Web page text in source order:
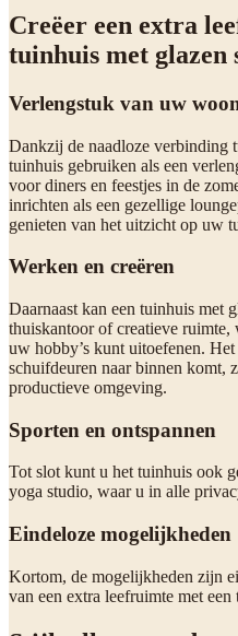
Creëer een extra
tuinhuis met glazen
Verlengstuk van uw
Dankzij de naadloze verbinding
tuinhuis gebruiken als een
voor diners en feestjes in de
inrichten als een gezellige
genieten van het uitzicht op uw
Werken en creëren
Daarnaast kan een tuinhuis met
thuiskantoor of creatieve
uw hobby’s kunt uitoefenen.
schuifdeuren naar binnen komt,
productieve omgeving.
Sporten en ontspannen
Tot slot kunt u het tuinhuis ook
yoga studio, waar u in alle
Eindeloze mogelijkheden
Kortom, de mogelijkheden zijn
van een extra leefruimte met